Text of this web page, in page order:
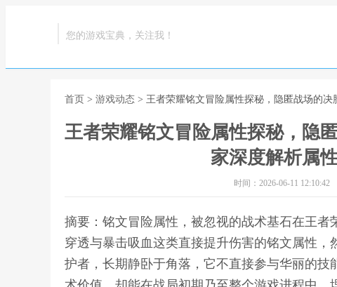
您的游戏宝典，关注我！
首页 > 游戏动态 > 王者荣耀铭文冒险属性探秘，隐匿战场的
王者荣耀铭文冒险属性探秘，隐
家深度解析属
时间：2026-06-11 12:10:42
摘要：铭文冒险属性，被忽视的战术基石在王
穿透与暴击吸血这类直接提升伤害的铭文属性
护者，长期静卧于角落，它不直接参与华丽的